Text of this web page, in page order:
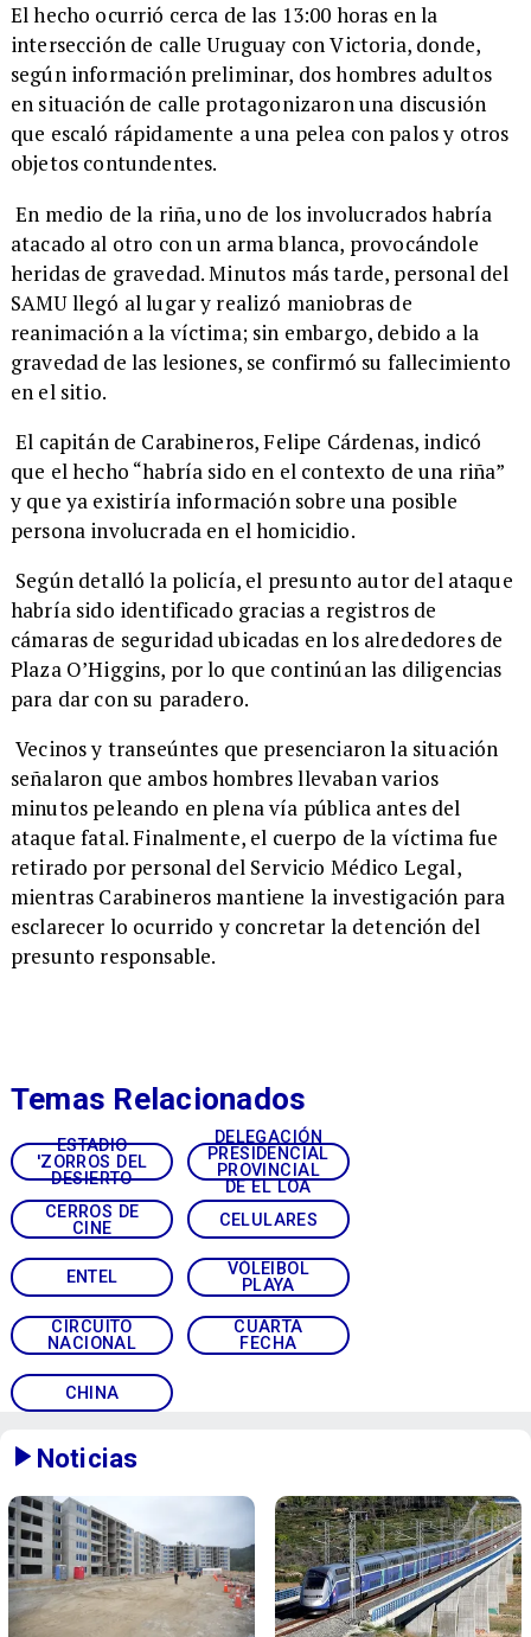
​El hecho ocurrió cerca de las 13:00 horas en la
intersección de calle Uruguay con Victoria, donde,
según información preliminar, dos hombres adultos
en situación de calle protagonizaron una discusión
que escaló rápidamente a una pelea con palos y otros
objetos contundentes.
En medio de la riña, uno de los involucrados habría
atacado al otro con un arma blanca, provocándole
heridas de gravedad. Minutos más tarde, personal del
SAMU llegó al lugar y realizó maniobras de
reanimación a la víctima; sin embargo, debido a la
gravedad de las lesiones, se confirmó su fallecimiento
en el sitio.
El capitán de Carabineros, Felipe Cárdenas, indicó
que el hecho “habría sido en el contexto de una riña”
y que ya existiría información sobre una posible
persona involucrada en el homicidio.
Según detalló la policía, el presunto autor del ataque
habría sido identificado gracias a registros de
cámaras de seguridad ubicadas en los alrededores de
Plaza O’Higgins, por lo que continúan las diligencias
para dar con su paradero.
Vecinos y transeúntes que presenciaron la situación
señalaron que ambos hombres llevaban varios
minutos peleando en plena vía pública antes del
ataque fatal. Finalmente, el cuerpo de la víctima fue
retirado por personal del Servicio Médico Legal,
mientras Carabineros mantiene la investigación para
esclarecer lo ocurrido y concretar la detención del
presunto responsable.
ESTADIO
'ZORROS DEL
DESIERTO
DELEGACIÓN
PRESIDENCIAL
PROVINCIAL
DE EL LOA
CERROS DE
CINE
CELULARES
ENTEL
VÓLEIBOL
PLAYA
CIRCUITO
NACIONAL
CUARTA
FECHA
CHINA
Temas Relacionados
Noticias